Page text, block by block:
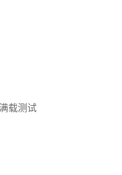
载测试